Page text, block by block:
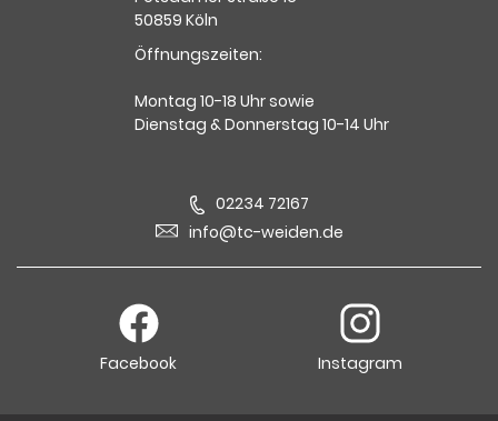
50859 Köln
Öffnungszeiten:
Montag 10-18 Uhr sowie
Dienstag & Donnerstag 10-14 Uhr
02234 72167
info@tc-weiden.de
Facebook Instagram